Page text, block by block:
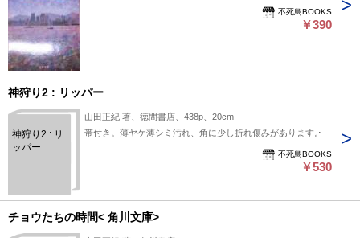
不死鳥BOOKS
￥390
神狩り2 : リッパー
神狩り2 : リ
ッパー
山田正紀 著、徳間書店、438p、20cm
帯付き。薄ヤケ薄シミ汚れ、角に少し折れ傷みがあります。
不死鳥BOOKS
￥530
チョウたちの時間< 角川文庫>